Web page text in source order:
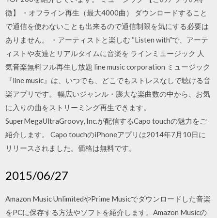
徴】 ・オフライン再生（最大4000曲） ダウンロードすること
で通信を使わないことも出来るので通信制限を気にする必要は
ありません。 ・アーティストと楽しむ “Listen with”で、アーテ
ィストや友達とリアルタイムに音楽を ラインミュージック 人
気音楽無料フル再生し放題 line music corporation ミュージック
『line music』は、いつでも、どこでもストレスなしで聴ける音
楽アプリです。 幅広いジャンル・膨大な楽曲数の中から、お気
に入りの曲をストリーミング再生できます。
SuperMegaUltraGroovy, Inc.が配信するCapo touchの魅力をご
紹介します。 Capo touchのiPhoneアプリは2014年7月10日に
リリースされました。価格は無料です。
2015/06/27
Amazon Music UnlimitedやPrime Musicでダウンロードした音楽
をPCに保存する方法やソフトを紹介します。Amazon Musicの